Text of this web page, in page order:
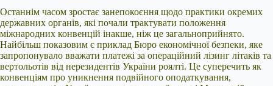
Останнім часом зростає занепокоєння щодо практики окремих
державних органів, які почали трактувати положення
міжнародних конвенцій інакше, ніж це загальноприйнято.
Найбільш показовим є приклад Бюро економічної безпеки, яке
запропонувало вважати платежі за операційний лізинг літаків та
вертольотів від нерезидентів України роялті. Це суперечить як
конвенціям про уникнення подвійного оподаткування,